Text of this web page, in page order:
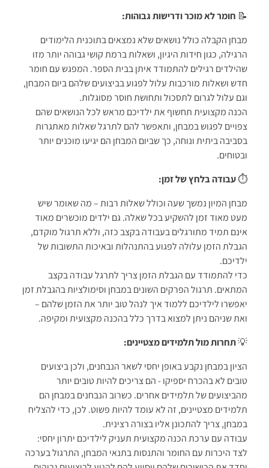
📝 חומר לא מוכר ודרישות גבוהות:
מבחן הקבלה כולל נושאים שלא נמצאים בתוכנית הלימודים
הרגילה, כגון חידות היגיון, ושאלות ברמת קושי גבוהה יותר מזו
שהילדים רגילים להתמודד איתן בבית הספר. המפגש עם חומר
חדש ושאלות מורכבות עלול לפגוע בביצועים שלהם ביום המבחן,
וגם עלול לגרום לתסכול ותחושת חוסר מסוגלות.
הכנה מקצועית תחשוף את ילדיכם מראש לכל הנושאים שהם
צפויים לפגוש במבחן, ותאפשר להם לתרגל שאלות מאתגרות
בסביבה ביתית ונוחה, כך שביום המבחן הם יגיעו מוכנים יותר
ובטוחים.
⏱️עבודה בלחץ של זמן:
מבחן המיון נמשך שעה וכולל שאלות רבות – מה שאומר שיש
מעט מאוד זמן להשקיע בכל שאלה. גם ילדים מוכשרים מאוד
אינם תמיד מתורגלים בעבודה בקצב כזה, וללא תרגול מוקדם,
הגבלת הזמן עלולה לפגוע בהתנהלות ובאיכות התשובות של
ילדיכם.
כדי להתמודד עם הגבלת הזמן צריך לתרגל עבודה בקצב
המתאים. תרגול הפרקים השונים במבחן וסימולציות בהגבלת זמן
יאפשרו לילדיכם ללמוד איך לנהל טוב יותר את הזמן שלהם –
ואת שניהם ניתן למצוא בדרך כלל בהכנה מקצועית ומקיפה.
💡תחרות מול תלמידים מצטיינים:
הציון במבחן נקבע באופן יחסי לשאר הנבחנים, ולכן ביצועים
טובים לא בהכרח יספיקו - הם צריכים להיות טובים יותר
מהביצועים של תלמידים אחרים. כשרוב הנבחנים במבחן הם
תלמידים מצטיינים, זה לא עומד להיות פשוט. לכן, כדי להצליח
במבחן, צריך להתכונן אליו בצורה רצינית.
עבודה עם ערכת הכנה מקצועית תעניק לילדיכם יתרון יחסי:
לצד היכרות עם החומר והתנסות בתנאי המבחן, התרגול בערכה